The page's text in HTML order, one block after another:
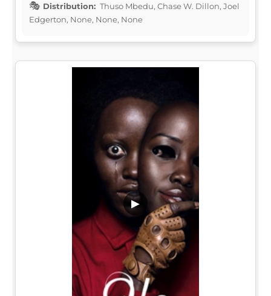
Distribution: Thuso Mbedu, Chase W. Dillon, Joel
Edgerton, None, None, None
▶